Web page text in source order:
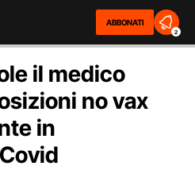
ABBONATI
2
il medico
no vax
in